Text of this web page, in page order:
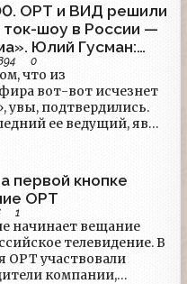
ОРТ и ВИД решили
ток-шоу в России —
Юлий Гусман:
не исчерпан»
0
что из
вот-вот исчезнет
увы, подтвердились.
ее ведущий, явно
руководители канала
«ВИД»,
пришли к
которая была
ток-шоу в стране,
первой кнопке
ОРТ
1
начинает вещание
телевидение. В
ОРТ участвовали
компании,